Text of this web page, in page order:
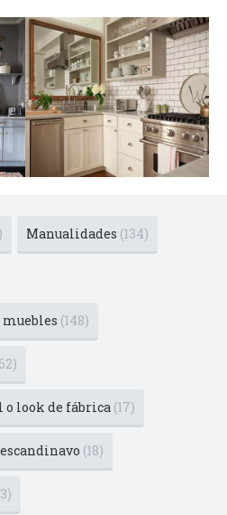
Manualidades (134)
muebles (148)
look de fábrica (17)
(18)